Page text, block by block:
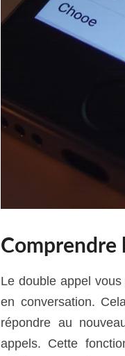
Comprendre
Le double appel
en conversation.
répondre au
appels. Cette